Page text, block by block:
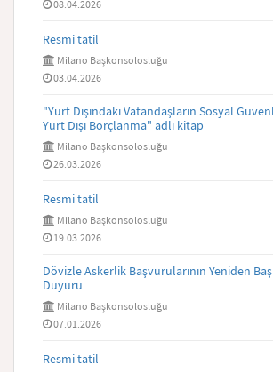
08.04.2026
Resmi tatil
Milano Başkonsolosluğu
03.04.2026
"Yurt Dışındaki Vatandaşların Sosyal
Yurt Dışı Borçlanma" adlı kitap
Milano Başkonsolosluğu
26.03.2026
Resmi tatil
Milano Başkonsolosluğu
19.03.2026
Dövizle Askerlik Başvurularının Yeniden
Duyuru
Milano Başkonsolosluğu
07.01.2026
Resmi tatil